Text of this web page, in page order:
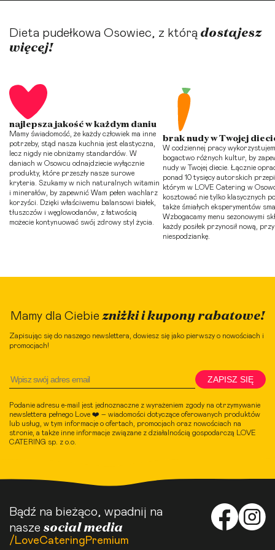
Dieta pudełkowa Osowiec, z którą dostajesz
więcej!
najlepsza jakość w każdym daniu
Mamy świadomość, że każdy człowiek ma inne
potrzeby, stąd nasza kuchnia jest elastyczna,
lecz nigdy nie obniżamy standardów. W
daniach w Osowcu odnajdziecie wyłącznie
produkty, które przeszły nasze surowe
kryteria. Szukamy w nich naturalnych witamin
i minerałów, by zapewnić Wam pełen wachlarz
korzyści. Dzięki właściwemu balansowi białek,
tłuszczów i węglowodanów, z łatwością
możecie kontynuować swój zdrowy styl życia.
brak nudy w Twojej
W codziennej pracy
bogactwo różnych kultur, by
nudy w Twojej diecie. Łącznie
ponad 10 tysięcy autorskich
którym w LOVE Catering w
kosztować nie tylko klasycznych
także śmiałych eksperymentów
Wzbogacamy menu sezonowymi
każdy posiłek przynosił nową,
niespodziankę.
Mamy dla Ciebie zniżki i kupony rabatowe!
Zapisując się do naszego newslettera, dowiesz się jako pierwszy o nowościach i
promocjach!
ZAPISZ SIĘ
Podanie adresu e-mail jest jednoznaczne z wyrażeniem zgody na otrzymywanie
newslettera pełnego Love ❤️ – wiadomości dotyczące oferowanych produktów
lub usług, w tym informacje o ofertach, promocjach oraz nowościach na
stronie, a także inne informacje związane z działalnością gospodarczą LOVE
CATERING sp. z o.o.
Bądź na bieżąco, wpadnij na
nasze social media
/LoveCateringPremium